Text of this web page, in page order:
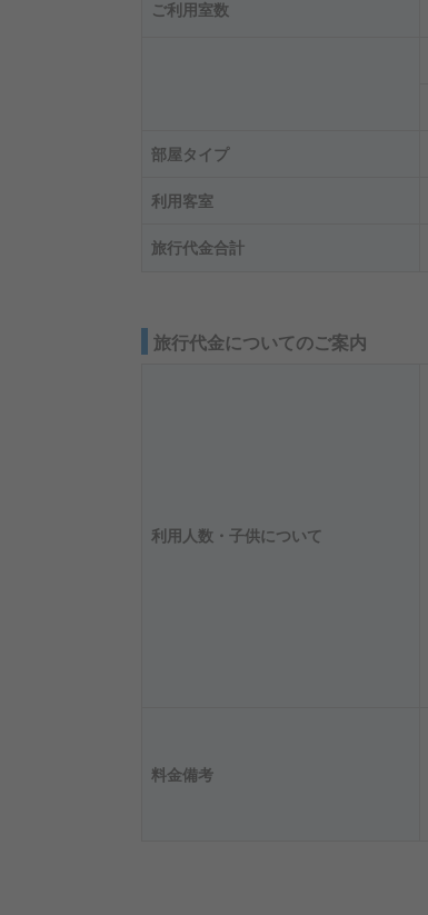
ご利用室数
部屋タイプ
利用客室
旅行代金合計
旅行代金についてのご案内
利用人数・子供について
料金備考